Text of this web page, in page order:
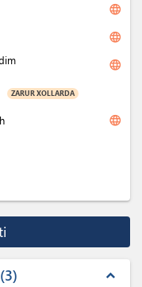
language
language
language
ZARUR XOLLARDA
language
3 expand_less